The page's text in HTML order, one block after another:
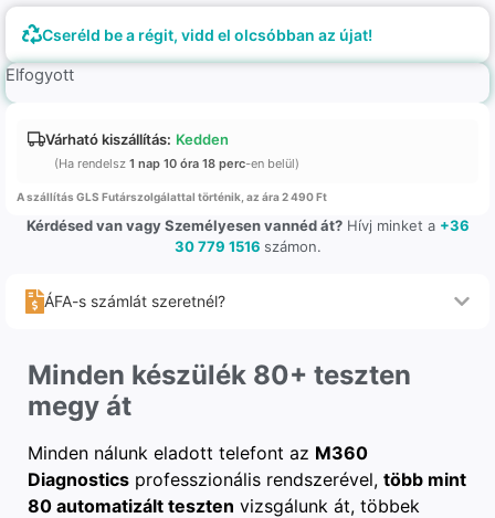
Cseréld be a régit, vidd el olcsóbban az újat!
Elfogyott
Várható kiszállítás: Kedden
(Ha rendelsz 1 nap 10 óra 18 perc-en belül)
A szállítás GLS Futárszolgálattal történik, az ára 2 490 Ft
Kérdésed van vagy Személyesen vannéd át?Hívj minket a +36
30 779 1516 számon.
ÁFA-s számlát szeretnél?
Minden készülék 80+ teszten
megy át
Minden nálunk eladott telefont az M360
Diagnostics professzionális rendszerével, több mint
80 automatizált teszten vizsgálunk át, többek